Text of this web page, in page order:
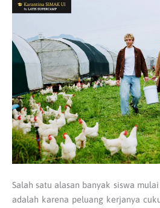
Salah satu alasan banyak siswa
adalah karena peluang kerjanya